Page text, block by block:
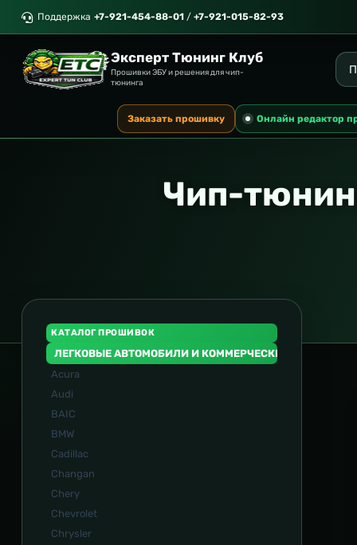
Поддержка +7-921-454-88-01 / +7-921-015-82-93
Эксперт Тюнинг Клуб
Прошивки ЭБУ и решения для чип-
тюнинга
Заказать прошивку Онлайн редактор
Чип-
КАТАЛОГ ПРОШИВОК
ЛЕГКОВЫЕ АВТОМОБИЛИ И КОММЕРЧЕСКИЙ ТРАНСПОРТ
Acura
Audi
BAIC
BMW
Cadillac
Changan
Chery
Chevrolet
Chrysler